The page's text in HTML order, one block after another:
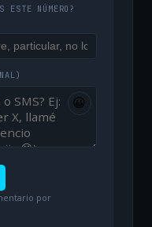
ESTE NÚMERO?
😀
por